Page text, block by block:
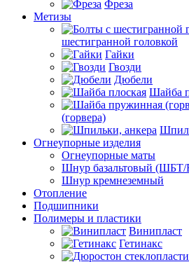
Фреза
Метизы
шестигранной головкой
Гайки
Гвозди
Дюбели
Шайба
(горвера)
Огнеупорные изделия
Огнеупорные маты
Шнур базальтовый
Шнур кремнеземный
Отопление
Подшипники
Полимеры и пластики
Винипласт
Гетинакс